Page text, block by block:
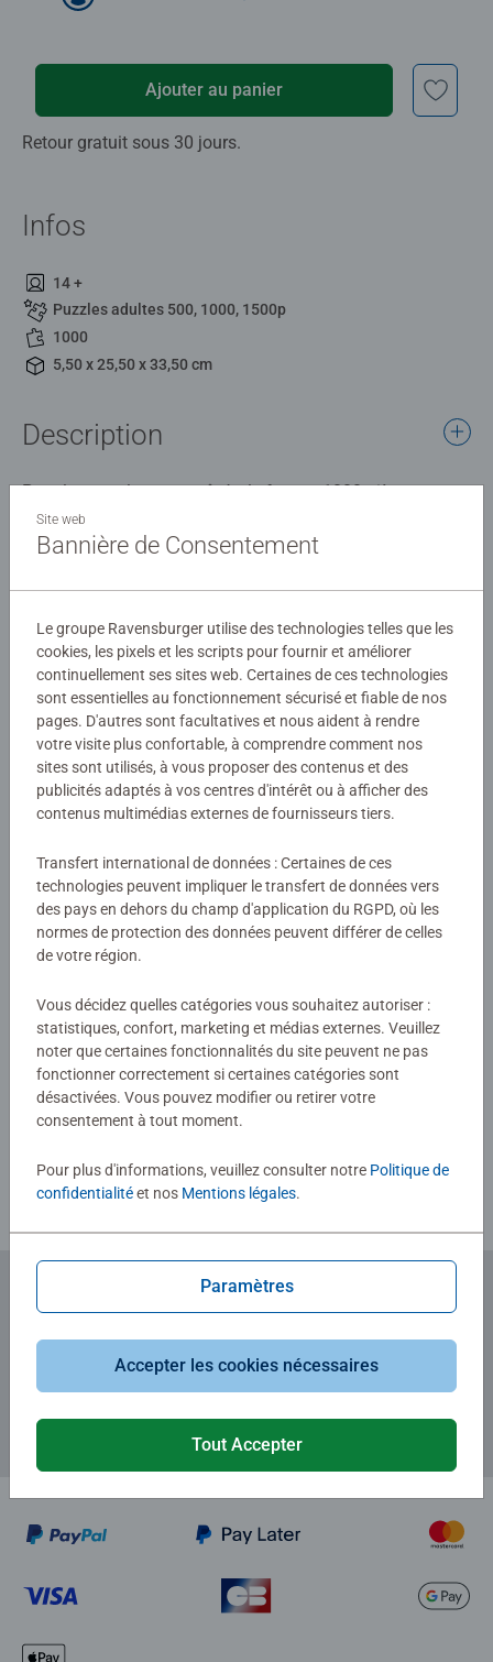
Ajouter au panier
Retour gratuit sous 30 jours.
Infos
14 +
Puzzles adultes 500, 1000, 1500p
1000
5,50 x 25,50 x 33,50 cm
Description
Pour les puzzleurs entraînés, le format 1000 pièces est
idéal pour profiter de l'activité du puzzle, propice à la
détente et à la relaxation. Chaque pièce a une forme
choisie.
Nos puzzles sont parfaits pour se détendre après une
journée de travail ou d'école et pour passer un bon
moment en famille. La qualité des puzzles Ravensburger
est reconnue et appréciée. Faites partie des millions de
personnes qui ont goûté au monde ludique des puzzles
avec des produits Ravensburger de qualité. Chaque pièce
de puzzle a sa propre forme, elle est ainsi unique, et elles
Détails
Numéro d'article:
12000258
EAN:
4005555002581
Avertissements et informations du fabricant
Produits similaires
Aucune évaluation n'a encore été
soumise
Rédiger une évaluation
Abonnez-vous à notre newsletter
Site web
Bannière de Consentement
Le groupe Ravensburger utilise des technologies telles que les
cookies, les pixels et les scripts pour fournir et améliorer
continuellement ses sites web. Certaines de ces technologies
sont essentielles au fonctionnement sécurisé et fiable de nos
pages. D'autres sont facultatives et nous aident à rendre
votre visite plus confortable, à comprendre comment nos
sites sont utilisés, à vous proposer des contenus et des
publicités adaptés à vos centres d'intérêt ou à afficher des
contenus multimédias externes de fournisseurs tiers.
Transfert international de données : Certaines de ces
technologies peuvent impliquer le transfert de données vers
des pays en dehors du champ d'application du RGPD, où les
normes de protection des données peuvent différer de celles
de votre région.
Vous décidez quelles catégories vous souhaitez autoriser :
statistiques, confort, marketing et médias externes. Veuillez
noter que certaines fonctionnalités du site peuvent ne pas
fonctionner correctement si certaines catégories sont
désactivées. Vous pouvez modifier ou retirer votre
consentement à tout moment.
Pour plus d'informations, veuillez consulter notre Politique de
confidentialitéet nos Mentions légales.
Paramètres
Accepter les cookies nécessaires
Tout Accepter